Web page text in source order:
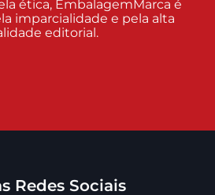
ética, EmbalagemMarca é
imparcialidade e pela alta
editorial.
Redes Sociais